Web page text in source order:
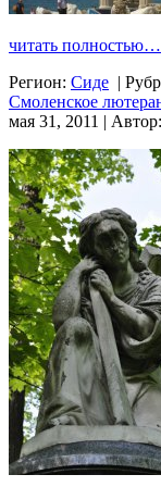
читать полностью…
Регион: Сиде |
Смоленское
мая 31, 2011 | Автор: